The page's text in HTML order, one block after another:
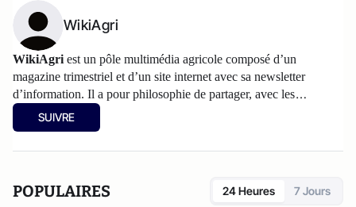
WikiAgri
WikiAgri est un pôle multimédia agricole composé d’un
magazine trimestriel et d’un site internet avec sa newsletter
d’information. Il a pour philosophie de partager, avec les
agriculteurs, les informations et les réflexions sur l’agriculture.
Les articles partagés sur Atlantico sont accessibles au grand
SUIVRE
POPULAIRES 24 Heures 7 Jours